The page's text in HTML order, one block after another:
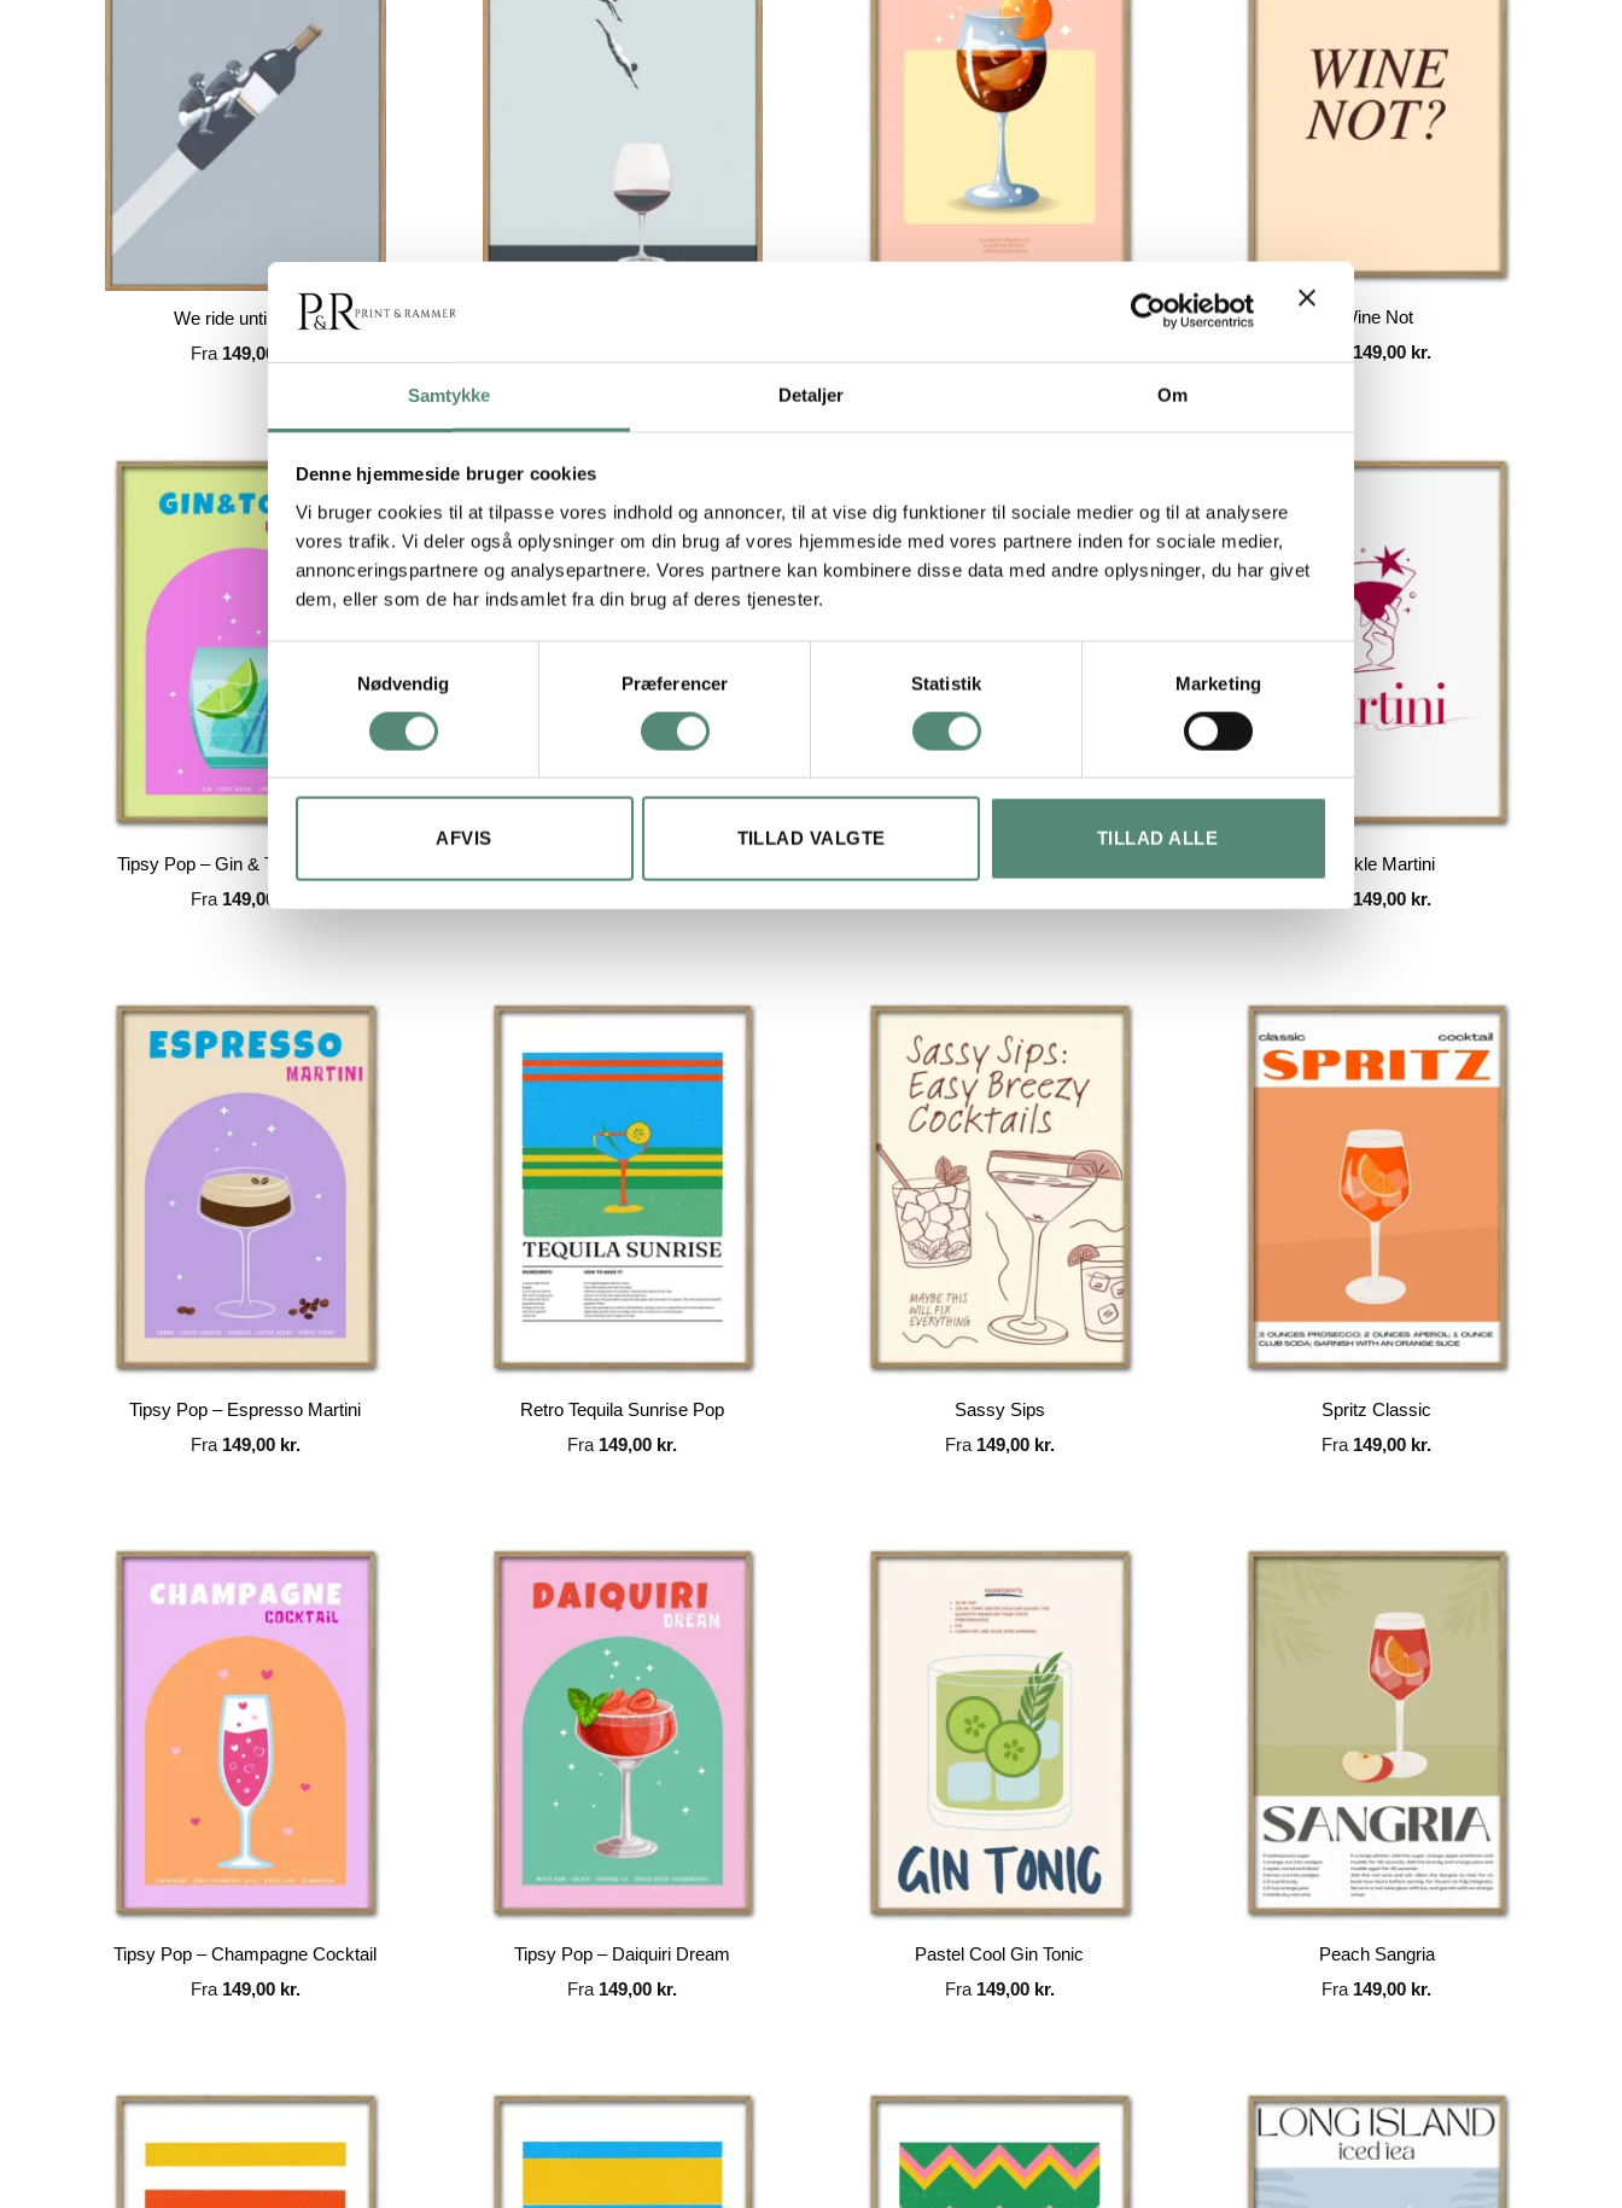
Samtykke Detaljer Om
Denne hjemmeside bruger cookies
Vi bruger cookies til at tilpasse vores indhold og annoncer, til at vise dig funktioner til sociale medier og til at analysere
vores trafik. Vi deler også oplysninger om din brug af vores hjemmeside med vores partnere inden for sociale medier,
annonceringspartnere og analysepartnere. Vores partnere kan kombinere disse data med andre oplysninger, du har givet
dem, eller som de har indsamlet fra din brug af deres tjenester.
Samtykkevalg
Nødvendig
Præferencer Statistik Marketing
AFVIS TILLAD VALGTE TILLAD ALLE
We ride until dawn
Fra 149,00
Wine Not
149,00 kr.
Tipsy Pop – Gin & Tonic Cocktail
Fra 149,00
Twinkle Martini
Fra149,00 kr.
Tipsy Pop – Espresso Martini
Fra 149,00 kr.
Retro Tequila Sunrise Pop
Fra 149,00 kr.
Sassy Sips
Fra 149,00 kr.
Spritz Classic
Fra 149,00 kr.
Tipsy Pop – Champagne Cocktail
Fra 149,00 kr.
Tipsy Pop – Daiquiri Dream
Fra 149,00 kr.
Pastel Cool Gin Tonic
Fra 149,00 kr.
Peach Sangria
Fra 149,00 kr.